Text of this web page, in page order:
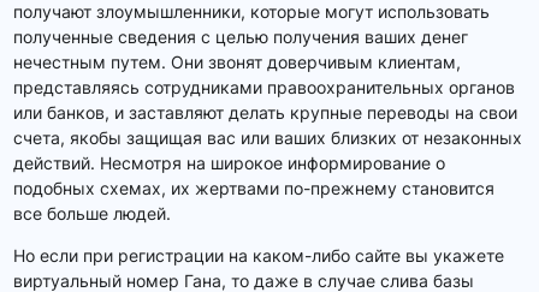
получают злоумышленники, которые могут использовать
полученные сведения с целью получения ваших денег
нечестным путем. Они звонят доверчивым клиентам,
представляясь сотрудниками правоохранительных органов
или банков, и заставляют делать крупные переводы на свои
счета, якобы защищая вас или ваших близких от незаконных
действий. Несмотря на широкое информирование о
подобных схемах, их жертвами по-прежнему становится
все больше людей.
Но если при регистрации на каком-либо сайте вы укажете
виртуальный номер Гана, то даже в случае слива базы